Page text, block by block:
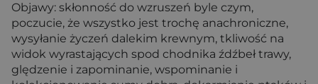
Objawy: skłonność do wzruszeń byle czym,
poczucie, że wszystko jest trochę anachroniczne,
wysyłanie życzeń dalekim krewnym, tkliwość na
widok wyrastających spod chodnika źdźbeł trawy,
ględzenie i zapominanie, wspominanie i